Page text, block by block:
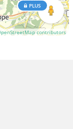
contributors
PLUS